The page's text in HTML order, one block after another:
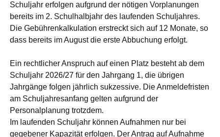
Schuljahr erfolgen aufgrund der nötigen Vorplanungen
bereits im 2. Schulhalbjahr des laufenden Schuljahres.
Die Gebührenkalkulation erstreckt sich auf 12 Monate, so
dass bereits im August die erste Abbuchung erfolgt.
Ein rechtlicher Anspruch auf einen Platz besteht ab dem
Schuljahr 2026/27 für den Jahrgang 1, die übrigen
Jahrgänge folgen jährlich sukzessive. Die Anmeldefristen
am Schuljahresanfang gelten aufgrund der
Personalplanung trotzdem.
Im laufenden Schuljahr können Aufnahmen nur bei
gegebener Kapazität erfolgen. Der Antrag auf Aufnahme